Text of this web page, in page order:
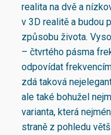
realita na dvě a
v 3D realitě a budou
způsobu života.
– čtvrtého pásma
odpovídat
zdá taková
ale také bohužel
varianta, která
straně z pohledu